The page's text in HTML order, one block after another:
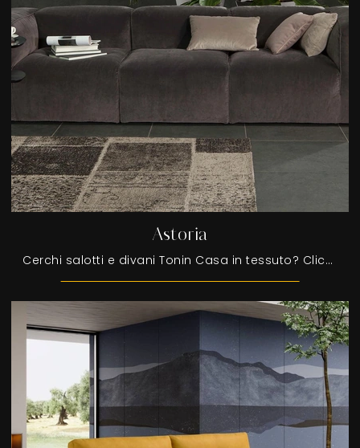
Astoria
Cerchi salotti e divani Tonin Casa in tessuto? Clicca e scopri di più sul modello Astoria per spazi moderni.